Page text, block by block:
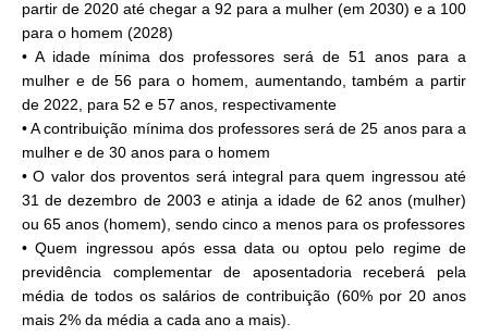
partir de 2020 até chegar a 92 para a mulher (em 2030) e a 100
para o homem (2028)
• A idade mínima dos professores será de 51 anos para a
mulher e de 56 para o homem, aumentando, também a partir
de 2022, para 52 e 57 anos, respectivamente
• A contribuição mínima dos professores será de 25 anos para a
mulher e de 30 anos para o homem
• O valor dos proventos será integral para quem ingressou até
31 de dezembro de 2003 e atinja a idade de 62 anos (mulher)
ou 65 anos (homem), sendo cinco a menos para os professores
• Quem ingressou após essa data ou optou pelo regime de
previdência complementar de aposentadoria receberá pela
média de todos os salários de contribuição (60% por 20 anos
mais 2% da média a cada ano a mais).